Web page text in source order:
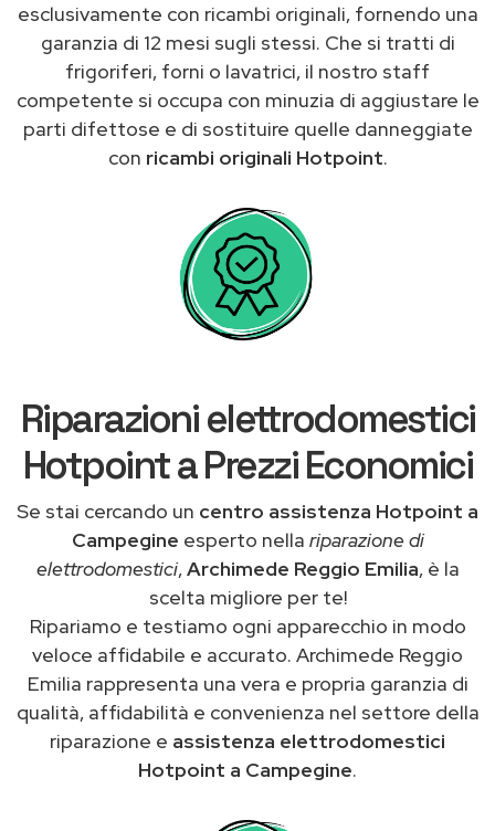
esclusivamente con ricambi originali, fornendo una
garanzia di 12 mesi sugli stessi. Che si tratti di
frigoriferi, forni o lavatrici, il nostro staff
competente si occupa con minuzia di aggiustare le
parti difettose e di sostituire quelle danneggiate
con ricambi originali Hotpoint.
Riparazioni elettrodomestici
Hotpoint a Prezzi Economici
Se stai cercando un centro assistenza Hotpoint a
Campegine esperto nella riparazione di
elettrodomestici,Archimede Reggio Emilia, è la
scelta migliore per te!
Ripariamo e testiamo ogni apparecchio in modo
veloce affidabile e accurato. Archimede Reggio
Emilia rappresenta una vera e propria garanzia di
qualità, affidabilità e convenienza nel settore della
riparazione e assistenza elettrodomestici
Hotpoint a Campegine.